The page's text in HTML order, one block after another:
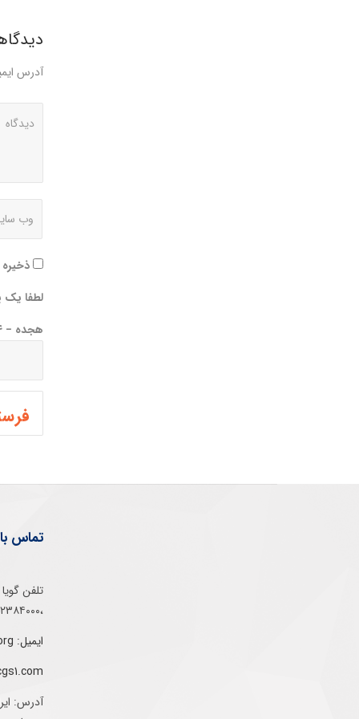
آدرس
لطفا یک
هجده − ۱۴ =
تماس
،۰۲۱۵۲۳۸۴۰۰۰
ایمیل: info@gs1-ir.org
آدرس: